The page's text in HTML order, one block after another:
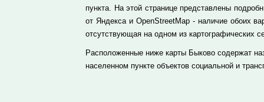
пункта. На этой странице представлены
от Яндекса и OpenStreetMap - наличие обоих
отсутствующая на одном из картографических
Расположенные ниже карты Быково содержат
населенном пункте объектов социальной и